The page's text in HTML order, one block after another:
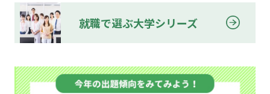
就職で選ぶ大学シリーズ